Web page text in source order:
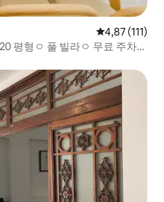
4,87 de uma
4,87 (111)
평형ㅇ 풀 빌라ㅇ 무료 주차ㅇ